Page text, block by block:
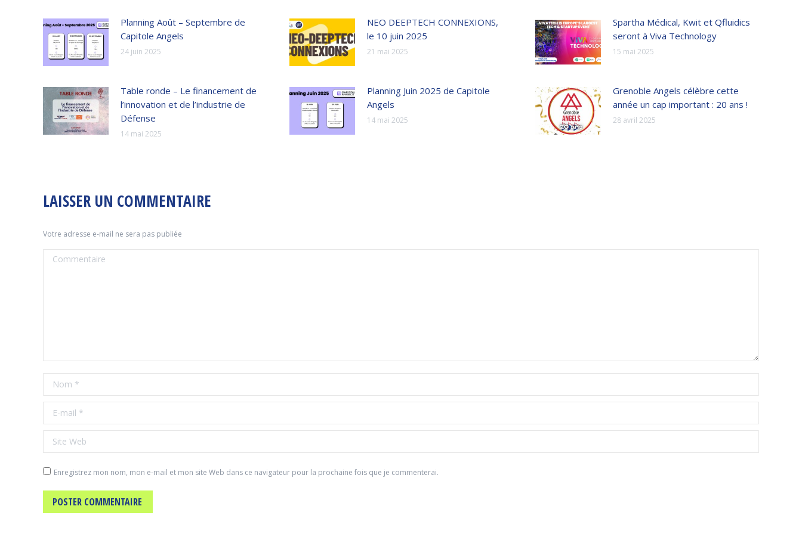
Planning Août – Septembre de
Capitole Angels
24 juin 2025
NEO DEEPTECH CONNEXIONS,
le 10 juin 2025
21 mai 2025
Spartha Médical, Kwit et Qfluidics
seront à Viva Technology
15 mai 2025
Table ronde – Le financement de
l’innovation et de l’industrie de
Défense
14 mai 2025
Planning Juin 2025 de Capitole
Angels
14 mai 2025
Grenoble Angels célèbre cette
année un cap important : 20 ans !
28 avril 2025
LAISSER UN COMMENTAIRE
Votre adresse e-mail ne sera pas publiée
Commentaire
Nom *
E-mail *
Site Web
Enregistrez mon nom, mon e-mail et mon site Web dans ce navigateur pour la prochaine fois que je commenterai.
POSTER COMMENTAIRE